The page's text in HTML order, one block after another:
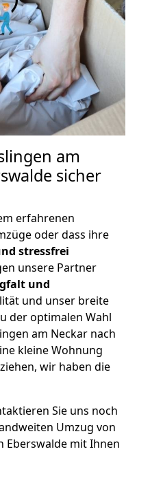
am
sicher
erfahrenen
oder dass ihre
stressfrei
unsere Partner
und
und unser breite
der optimalen Wahl
am Neckar nach
kleine Wohnung
wir haben die
Sie uns noch
Umzug von
Eberswalde mit Ihnen